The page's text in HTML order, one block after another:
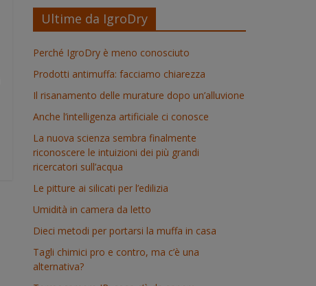
Ultime da IgroDry
Perché IgroDry è meno conosciuto
Prodotti antimuffa: facciamo chiarezza
Il risanamento delle murature dopo un’alluvione
Anche l’intelligenza artificiale ci conosce
La nuova scienza sembra finalmente
riconoscere le intuizioni dei più grandi
ricercatori sull’acqua
Le pitture ai silicati per l’edilizia
Umidità in camera da letto
Dieci metodi per portarsi la muffa in casa
Tagli chimici pro e contro, ma c’è una
alternativa?